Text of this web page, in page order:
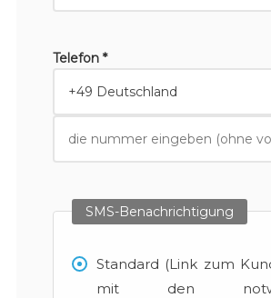
Telefon *
SMS-Benachrichtigung
Standard (Link zum
mit den